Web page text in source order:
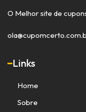
O Melhor site de
Links
Home
Sobre